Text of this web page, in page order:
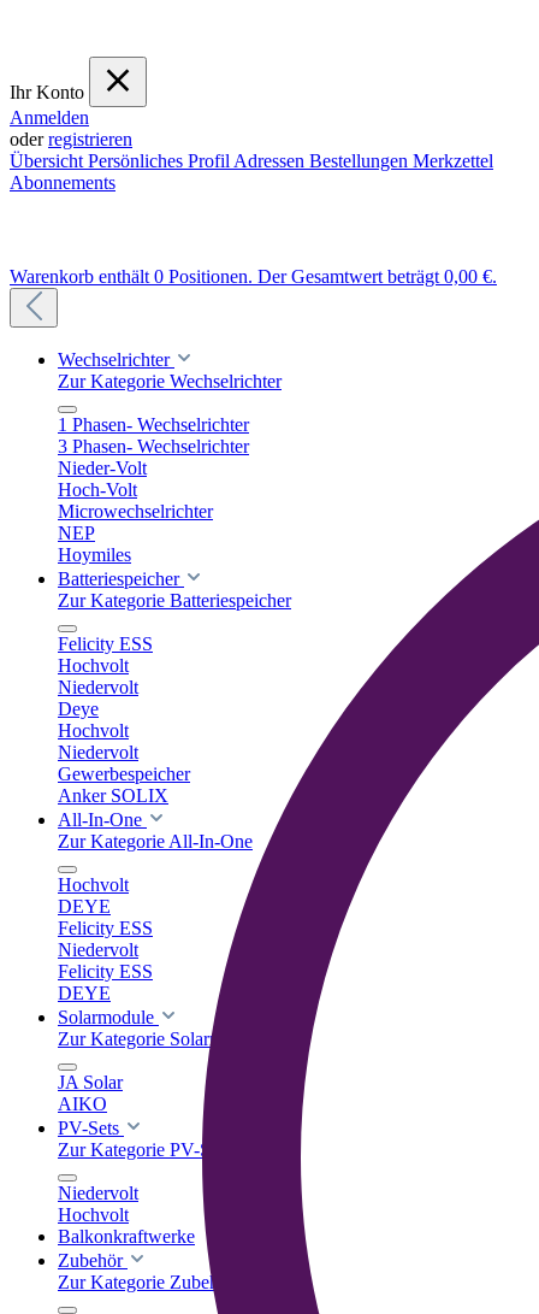
Ihr Konto
Anmelden
oderregistrieren
Übersicht Persönliches Profil Adressen Bestellungen Merkzettel
Abonnements
Warenkorb enthält 0 Positionen. Der Gesamtwert beträgt 0,00 €.
Wechselrichter
Zur Kategorie Wechselrichter
1 Phasen- Wechselrichter
3 Phasen- Wechselrichter
Nieder-Volt
Hoch-Volt
Microwechselrichter
NEP
Hoymiles
Batteriespeicher
Zur Kategorie Batteriespeicher
Felicity ESS
Hochvolt
Niedervolt
Deye
Hochvolt
Niedervolt
Gewerbespeicher
Anker SOLIX
All-In-One
Zur Kategorie All-In-One
Hochvolt
DEYE
Felicity ESS
Niedervolt
Felicity ESS
DEYE
Solarmodule
Zur Kategorie Solarmodule
JA Solar
AIKO
PV-Sets
Zur Kategorie PV-Sets
Niedervolt
Hochvolt
Balkonkraftwerke
Zubehör
Zur Kategorie Zubehör